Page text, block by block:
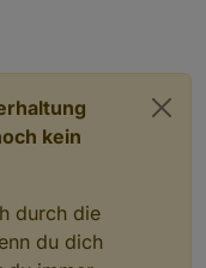
remarkable vis:
Gewerke.
kein
durch die
du dich